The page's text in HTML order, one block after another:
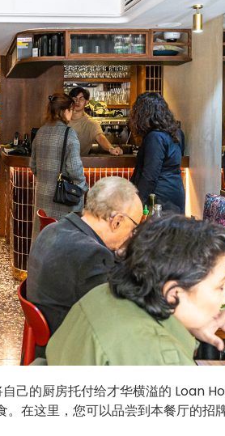
己的厨房托付给才华横溢的 Loan
在这里，您可以品尝到本餐厅的招